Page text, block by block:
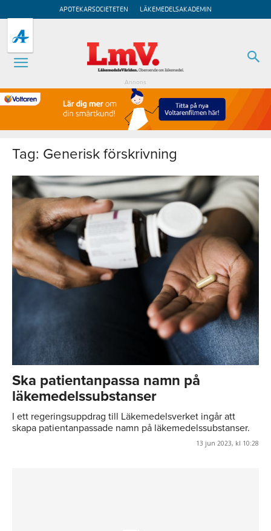
APOTEKARSOCIETETEN LÄKEMEDELSAKADEMIN
Annons
Tag: Generisk förskrivning
Ska patientanpassa namn på
läkemedelssubstanser
I ett regeringsuppdrag till Läkemedelsverket ingår att
skapa patientanpassade namn på läkemedelssubstanser.
13 jun 2023, kl 10:28